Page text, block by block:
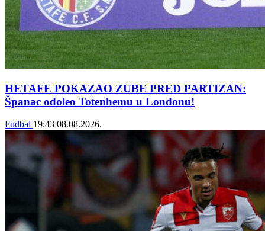
HETAFE POKAZAO ZUBE PRED PARTIZAN:
Španac odoleo Totenhemu u Londonu!
Fudbal 19:43 08.08.2026.